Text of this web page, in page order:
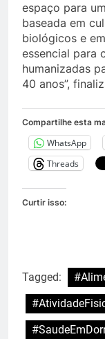
espaço para
baseada em
biológicos e
essencial para
humanizadas
40 anos”,
Compartilhe esta
WhatsApp
Threads
Curtir isso:
Tagged: